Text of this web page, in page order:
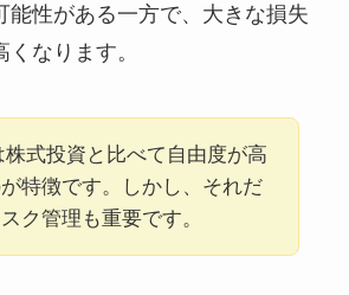
能性がある一方で、大きな損失
なります。
株式投資と比べて自由度が高
特徴です。しかし、それだ
ク管理も重要です。